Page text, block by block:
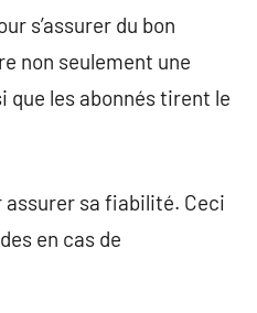
s’assurer du bon
non seulement une
les abonnés tirent le
assurer sa fiabilité. Ceci
en cas de